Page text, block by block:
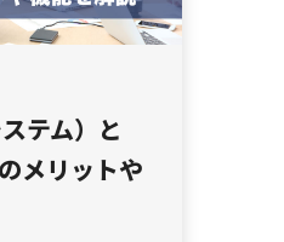
テム）と
メリットや